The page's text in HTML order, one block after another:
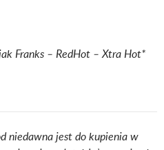
Franks – RedHot – Xtra Hot*
niedawna jest do kupienia w